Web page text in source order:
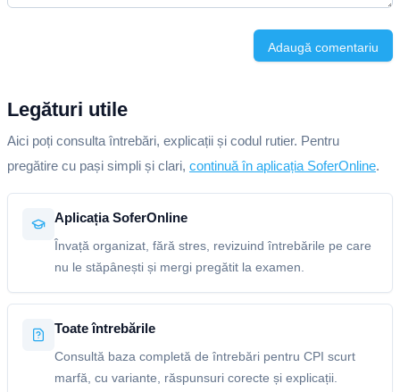
Adaugă comentariu
Legături utile
Aici poți consulta întrebări, explicații și codul rutier. Pentru
pregătire cu pași simpli și clari, continuă în aplicația SoferOnline.
Aplicația SoferOnline
Învață organizat, fără stres, revizuind întrebările pe care
nu le stăpânești și mergi pregătit la examen.
Toate întrebările
Consultă baza completă de întrebări pentru CPI scurt
marfă, cu variante, răspunsuri corecte și explicații.